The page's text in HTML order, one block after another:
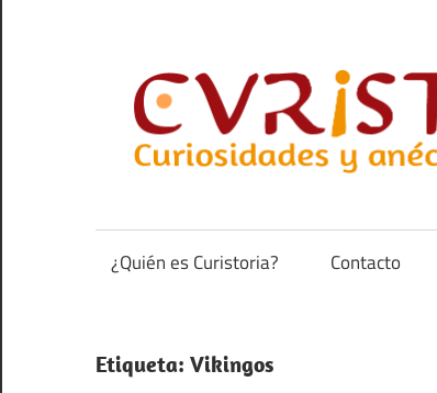
contenido
anécdotas
de
¿Quién es Curistoria? Contacto
Etiqueta: Vikingos